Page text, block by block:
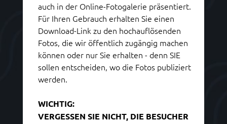
auch in der Online-Fotogalerie präsentiert.
Für Ihren Gebrauch erhalten Sie einen
Download-Link zu den hochauflösenden
Fotos, die wir öffentlich zugängig machen
können oder nur Sie erhalten - denn SIE
sollen entscheiden, wo die Fotos publiziert
werden.
WICHTIG:
VERGESSEN SIE NICHT, DIE BESUCHER